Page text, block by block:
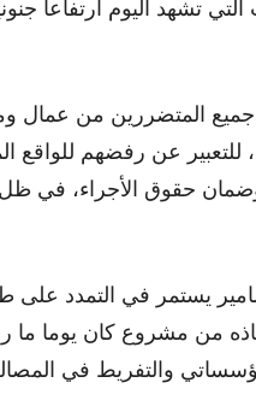
التي تشهد اليوم ارتفاعا
جميع المتضررين من عمال
للتعبير عن رفضهم للواقع
حقوق الأجراء، في ظل
يستمر في التمدد على
من مشروع كان يوما ما
والتفريط في المصالح